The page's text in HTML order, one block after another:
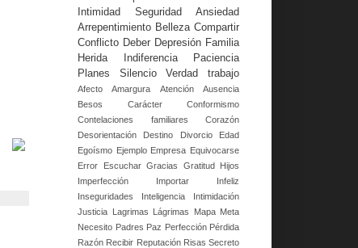
Intimidad
Seguridad
Ansiedad
Arrepentimiento Belleza Compartir
Conflicto Deber Depresión Familia
Herida
Indiferencia
Paciencia
Planes
Silencio Verdad trabajo
Afecto Amargura Atención
Ausencia
Besos
Carácter
Conformismo
Contelaciones familiares
Corazón
Desorientación
Destino Divorcio
Edad
Egoísmo Ejemplo Empresa Equivocarse
Error
Escuchar Gracias Gratitud
Hijos
Imperfección
Importar
Infeliz
Inseguridades
Inteligencia
Intimidación
Justicia Lagrimas Lágrimas Mapa Meta
Necesito Padres Paz Perfección Pérdida
Razón Recibir Reputación Risas Secreto